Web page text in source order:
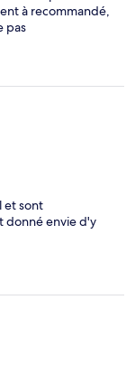
à recommandé,
pas
et sont
donné envie d'y